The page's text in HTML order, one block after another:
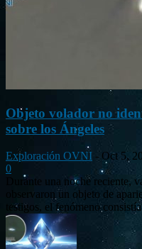
Objeto volador no
sobre los Ángeles
Exploración OVNI - Oct 5,
0
Durante una noche reciente,
observaron un objeto de
testigos, el fenómeno